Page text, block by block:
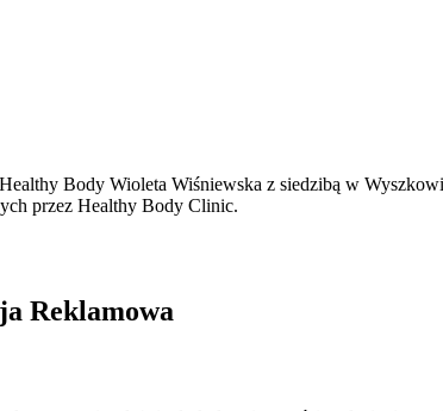
Body Wioleta Wiśniewska z siedzibą w
przez Healthy Body Clinic.
Reklamowa